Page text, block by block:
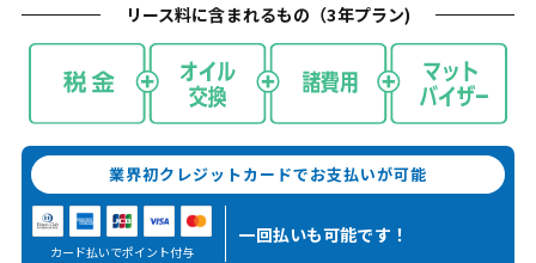
リース料に含まれるもの（3年プラン)
業界初クレジットカードでお支払いが可能
カード払いでポイント付与
一回払いも可能です！